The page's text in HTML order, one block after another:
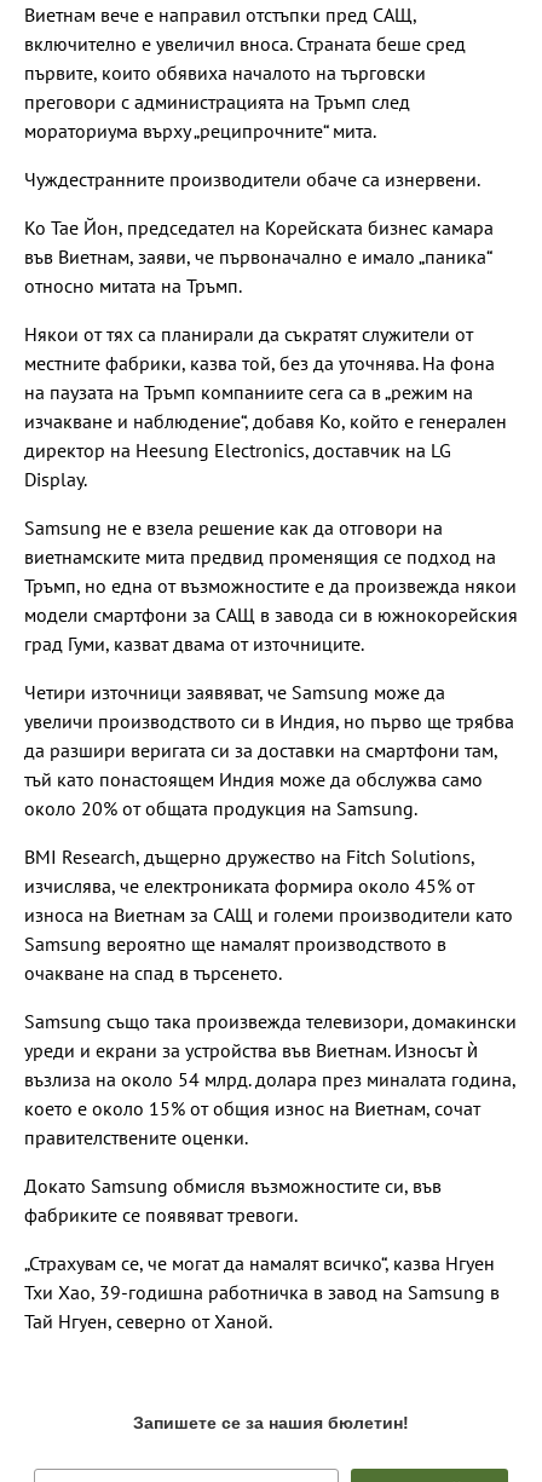
Виетнам вече е направил отстъпки пред САЩ,
включително е увеличил вноса. Страната беше сред
първите, които обявиха началото на търговски
преговори с администрацията на Тръмп след
мораториума върху „реципрочните“ мита.
Чуждестранните производители обаче са изнервени.
Ко Тае Йон, председател на Корейската бизнес камара
във Виетнам, заяви, че първоначално е имало „паника“
относно митата на Тръмп.
Някои от тях са планирали да съкратят служители от
местните фабрики, казва той, без да уточнява. На фона
на паузата на Тръмп компаниите сега са в „режим на
изчакване и наблюдение“, добавя Ко, който е генерален
директор на Heesung Electronics, доставчик на LG
Display.
Samsung не е взела решение как да отговори на
виетнамските мита предвид променящия се подход на
Тръмп, но една от възможностите е да произвежда някои
модели смартфони за САЩ в завода си в южнокорейския
град Гуми, казват двама от източниците.
Четири източници заявяват, че Samsung може да
увеличи производството си в Индия, но първо ще трябва
да разшири веригата си за доставки на смартфони там,
тъй като понастоящем Индия може да обслужва само
около 20% от общата продукция на Samsung.
BMI Research, дъщерно дружество на Fitch Solutions,
изчислява, че електрониката формира около 45% от
износа на Виетнам за САЩ и големи производители като
Samsung вероятно ще намалят производството в
очакване на спад в търсенето.
Samsung също така произвежда телевизори, домакински
уреди и екрани за устройства във Виетнам. Износът ѝ
възлиза на около 54 млрд. долара през миналата година,
което е около 15% от общия износ на Виетнам, сочат
правителствените оценки.
Докато Samsung обмисля възможностите си, във
фабриките се появяват тревоги.
„Страхувам се, че могат да намалят всичко“, казва Нгуен
Тхи Хао, 39-годишна работничка в завод на Samsung в
Тай Нгуен, северно от Ханой.